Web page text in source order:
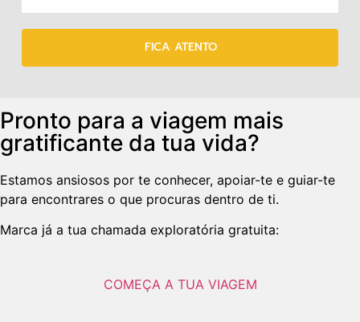
FICA ATENTO
Pronto para a viagem mais
gratificante da tua vida?
Estamos ansiosos por te conhecer, apoiar-te e guiar-te
para encontrares o que procuras dentro de ti.
Marca já a tua chamada exploratória gratuita:
COMEÇA A TUA VIAGEM